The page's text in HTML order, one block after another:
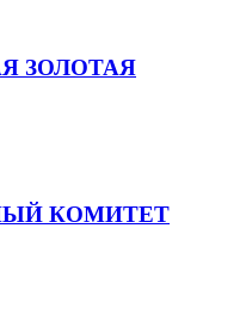
ЗОЛОТАЯ
КОМИТЕТ